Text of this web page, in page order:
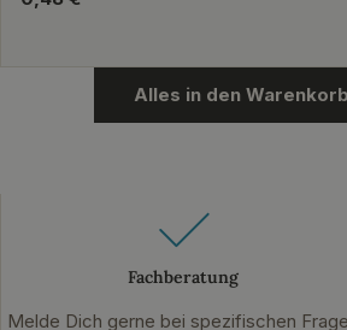
Alles in den
Fachberatung
Melde Dich gerne bei spezifischen